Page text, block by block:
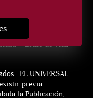
Estilo de vida
| EL UNIVERSAL,
previa
la Publicación,